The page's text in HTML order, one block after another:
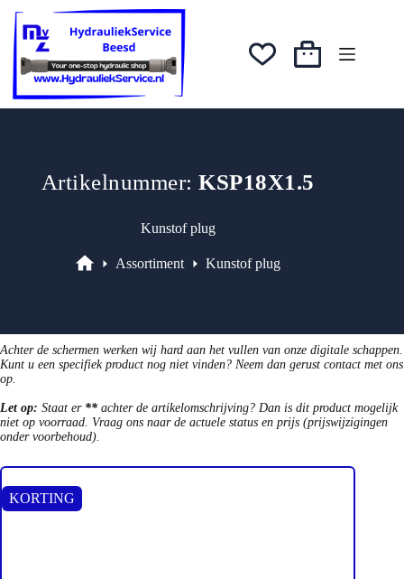
naar
inhoud
was:
€0,28.
€0,24.
Winkelwagen
Artikelnummer:KSP18X1.5
Kunstof plug
Assortiment Kunstof plug
Achter de schermen werken wij hard aan het vullen van onze digitale schappen.
Kunt u een specifiek product nog niet vinden? Neem dan gerust contact met ons
op.
Let op: Staat er ** achter de artikelomschrijving? Dan is dit product mogelijk
niet op voorraad. Vraag ons naar de actuele status en prijs (prijswijzigingen
onder voorbehoud).
KORTING